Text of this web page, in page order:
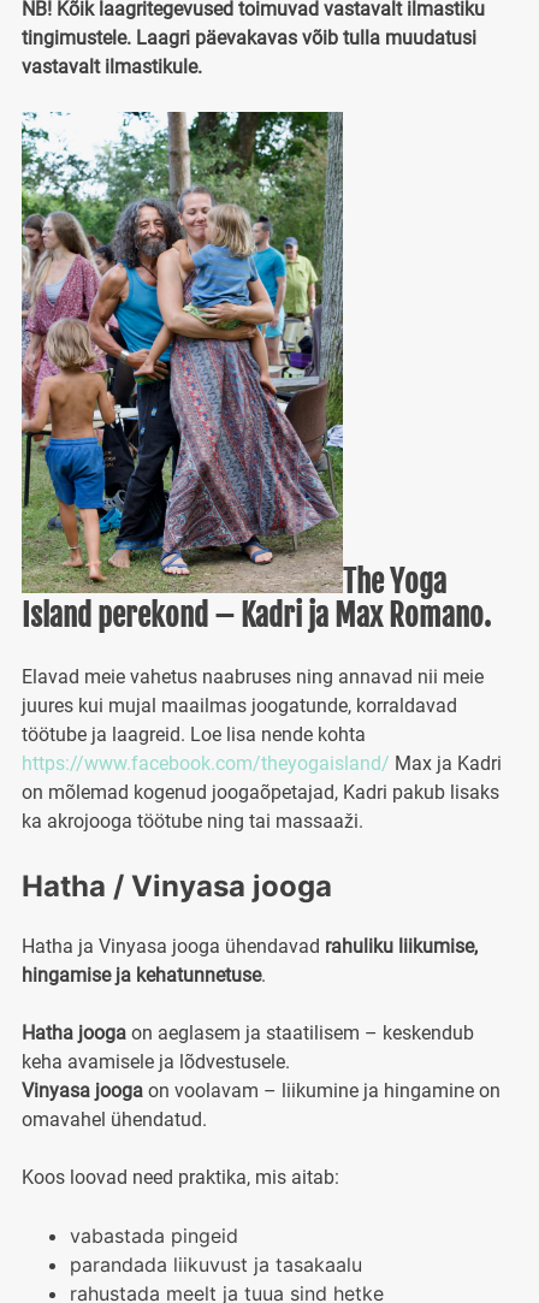
NB! Kõik laagritegevused toimuvad vastavalt ilmastiku
tingimustele. Laagri päevakavas võib tulla muudatusi
vastavalt ilmastikule.
The Yoga
Island perekond – Kadri ja Max Romano.
Elavad meie vahetus naabruses ning annavad nii meie
juures kui mujal maailmas joogatunde, korraldavad
töötube ja laagreid. Loe lisa nende kohta
https://www.facebook.com/theyogaisland/ Max ja Kadri
on mõlemad kogenud joogaõpetajad, Kadri pakub lisaks
ka akrojooga töötube ning tai massaaži.
Hatha / Vinyasa jooga
Hatha ja Vinyasa jooga ühendavad rahuliku liikumise,
hingamise ja kehatunnetuse.
Hatha joogaon aeglasem ja staatilisem – keskendub
keha avamisele ja lõdvestusele.
Vinyasa joogaon voolavam – liikumine ja hingamine on
omavahel ühendatud.
Koos loovad need praktika, mis aitab:
vabastada pingeid
parandada liikuvust ja tasakaalu
rahustada meelt ja tuua sind hetke